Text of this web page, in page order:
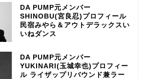
DA PUMP元メンバー
SHINOBU(宮良忍)プロフィール
民宿みやら＆アウトデラックスい
いねダンス
DA PUMP元メンバー
YUKINARI(玉城幸也)プロフィー
ル ライザップリバウンド兼ラー